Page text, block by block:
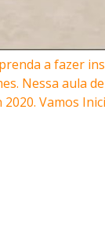
a
Nessa aula
Vamos